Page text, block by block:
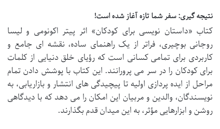
نتیجه گیری: سفر شما تازه آغاز شده است!
کتاب «داستان نویسی برای کودکان» اثر پیتر اکونومی و لیسا
روجانی بوچیری، فراتر از یک راهنمای ساده، نقشه ای جامع و
کاربردی برای تمامی کسانی است که رؤیای خلق دنیایی از کلمات
برای کودکان را در سر می پرورانند. این کتاب با پوشش دادن تمام
مراحل از ایده پردازی اولیه تا پیچیدگی های انتشار و بازاریابی، به
نویسندگان، والدین و مربیان این امکان را می دهد که با دیدگاهی
روشن و ابزارهایی مؤثر، به این میدان قدم بگذارند.